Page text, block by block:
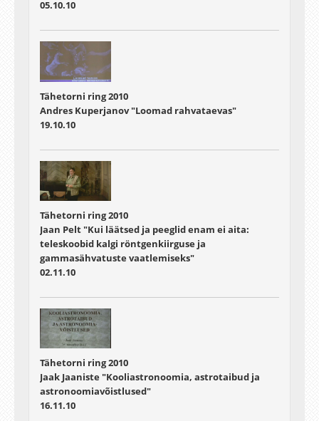
05.10.10
Tähetorni ring 2010
Andres Kuperjanov "Loomad rahvataevas"
19.10.10
Tähetorni ring 2010
Jaan Pelt "Kui läätsed ja peeglid enam ei aita:
teleskoobid kalgi röntgenkiirguse ja
gammasähvatuste vaatlemiseks"
02.11.10
Tähetorni ring 2010
Jaak Jaaniste "Kooliastronoomia, astrotaibud ja
astronoomiavõistlused"
16.11.10